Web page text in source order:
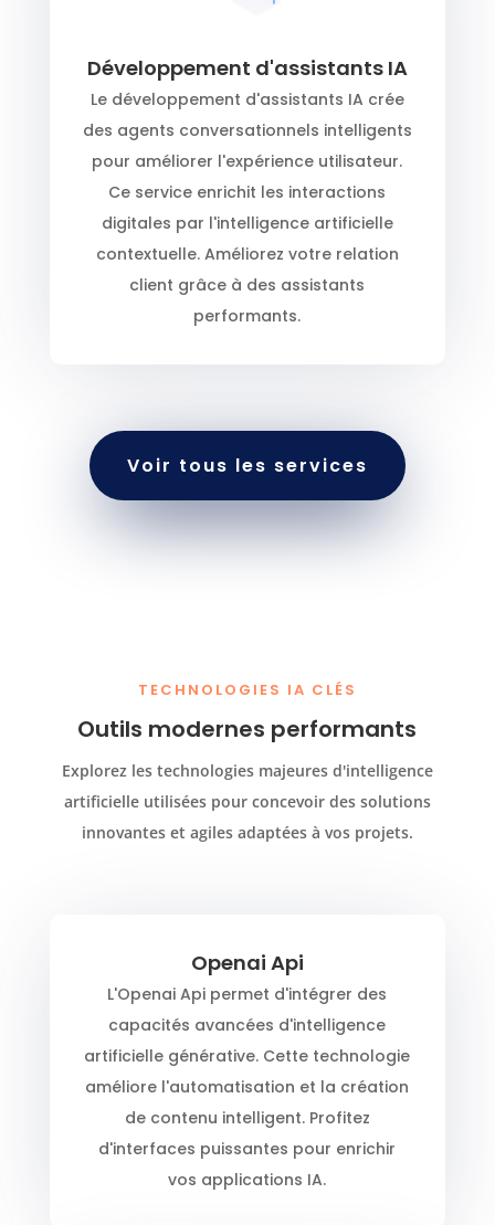
Développement d'assistants IA
Le développement d'assistants IA crée
des agents conversationnels intelligents
pour améliorer l'expérience utilisateur.
Ce service enrichit les interactions
digitales par l'intelligence artificielle
contextuelle. Améliorez votre relation
client grâce à des assistants
performants.
Voir tous les services
TECHNOLOGIES IA CLÉS
Outils modernes performants
Explorez les technologies majeures d'intelligence
artificielle utilisées pour concevoir des solutions
innovantes et agiles adaptées à vos projets.
Openai Api
L'Openai Api permet d'intégrer des
capacités avancées d'intelligence
artificielle générative. Cette technologie
améliore l'automatisation et la création
de contenu intelligent. Profitez
d'interfaces puissantes pour enrichir
vos applications IA.